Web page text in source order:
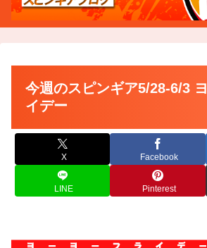
今週のスピンギア5/28-6/3
イデー
X Facebook
LINE Pinterest